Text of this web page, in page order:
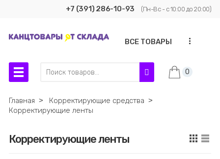
+7 (391) 286-10-93 (Пн-Вс - с 10:00 до 20:00)
ВСЕ ТОВАРЫ ...
0
Главная ˃ Корректирующие средства ˃
Корректирующие ленты
Корректирующие ленты